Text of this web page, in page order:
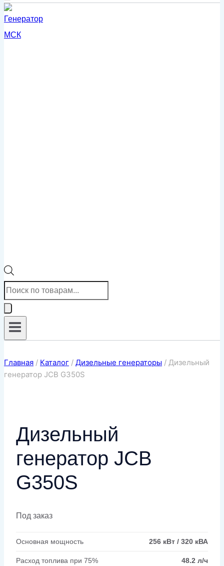
Поиск
товаров
Главная / Каталог / Дизельные генераторы / Дизельный
генератор JCB G350S
Дизельный
генератор JCB
G350S
Под заказ
Основная мощность 256 кВт / 320 кВА
Расход топлива при 75% 48.2 л/ч